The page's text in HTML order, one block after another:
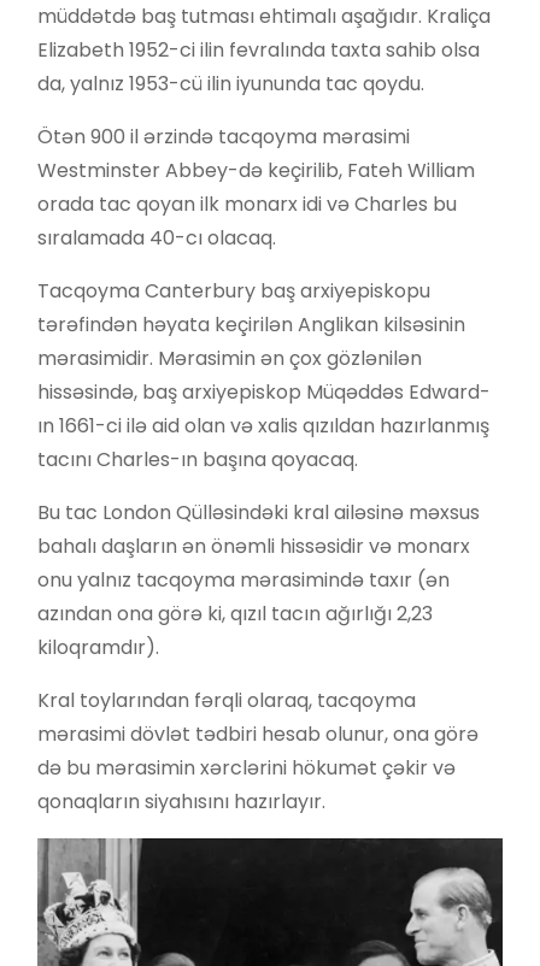
müddətdə baş tutması ehtimalı aşağıdır. Kraliça
Elizabeth 1952-ci ilin fevralında taxta sahib olsa
da, yalnız 1953-cü ilin iyununda tac qoydu.
Ötən 900 il ərzində tacqoyma mərasimi
Westminster Abbey-də keçirilib, Fateh William
orada tac qoyan ilk monarx idi və Charles bu
sıralamada 40-cı olacaq.
Tacqoyma Canterbury baş arxiyepiskopu
tərəfindən həyata keçirilən Anglikan kilsəsinin
mərasimidir. Mərasimin ən çox gözlənilən
hissəsində, baş arxiyepiskop Müqəddəs Edward-
ın 1661-ci ilə aid olan və xalis qızıldan hazırlanmış
tacını Charles-ın başına qoyacaq.
Bu tac London Qülləsindəki kral ailəsinə məxsus
bahalı daşların ən önəmli hissəsidir və monarx
onu yalnız tacqoyma mərasimində taxır (ən
azından ona görə ki, qızıl tacın ağırlığı 2,23
kiloqramdır).
Kral toylarından fərqli olaraq, tacqoyma
mərasimi dövlət tədbiri hesab olunur, ona görə
də bu mərasimin xərclərini hökumət çəkir və
qonaqların siyahısını hazırlayır.